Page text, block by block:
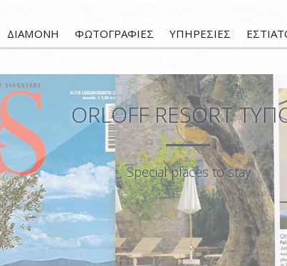
ΔΙΑΜΟΝΗ ΦΩΤΟΓΡΑΦΙΕΣ ΥΠΗΡΕΣΙΕΣ
ORLOFF RESORT
Special places to stay